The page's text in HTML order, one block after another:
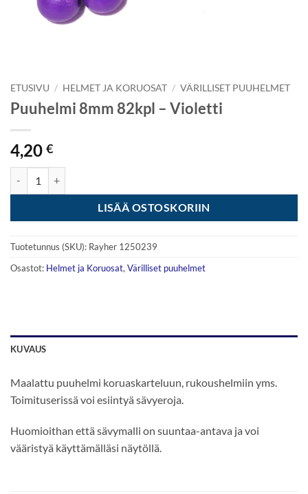
ETUSIVU / HELMET JA KORUOSAT / VÄRILLISET PUUHELMET
Puuhelmi 8mm 82kpl – Violetti
4,20 €
LISÄÄ OSTOSKORIIN
Tuotetunnus (SKU): Rayher 1250239
Osastot: Helmet ja Koruosat, Värilliset puuhelmet
KUVAUS
Maalattu puuhelmi koruaskarteluun, rukoushelmiin yms.
Toimituserissä voi esiintyä sävyeroja.
Huomioithan että sävymalli on suuntaa-antava ja voi
vääristyä käyttämälläsi näytöllä.